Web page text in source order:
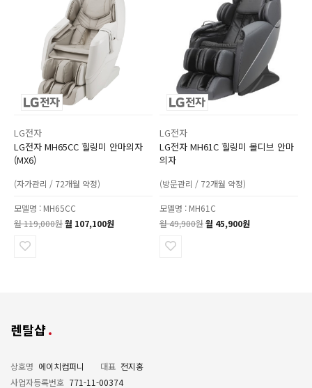
LG전자
LG전자 MH65CC 힐링미 안마의자
(MX6)
(자가관리 / 72개월 약정)
모델명 : MH65CC
월 119,000원월 107,100원
LG전자
LG전자 MH61C 힐링미 몰디브 안마
의자
(방문관리 / 72개월 약정)
모델명 : MH61C
월 49,900원월 45,900원
렌탈샵
상호명 에이치컴퍼니 대표 전지홍
사업자등록번호 771-11-00374